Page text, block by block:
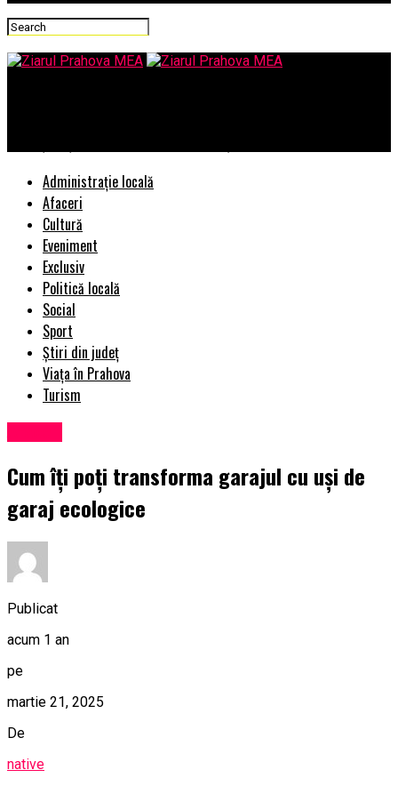
Administrație locală
Afaceri
Cultură
Eveniment
Exclusiv
Politică locală
Social
Sport
Știri din județ
Viața în Prahova
Turism
Cum îți poți transforma garajul cu uși de
garaj ecologice
Publicat
acum 1 an
pe
martie 21, 2025
De
native